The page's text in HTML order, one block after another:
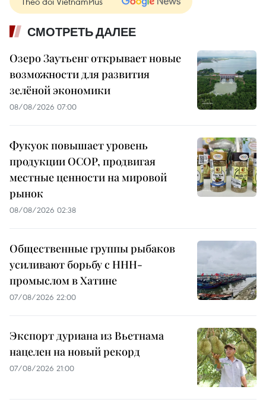
СМОТРЕТЬ ДАЛЕЕ
Озеро Заутьенг открывает новые
возможности для развития
зелёной экономики
08/08/2026 07:00
Фукуок повышает уровень
продукции OCOP, продвигая
местные ценности на мировой
рынок
08/08/2026 02:38
Общественные группы рыбаков
усиливают борьбу с ННН-
промыслом в Хатине
07/08/2026 22:00
Экспорт дуриана из Вьетнама
нацелен на новый рекорд
07/08/2026 21:00